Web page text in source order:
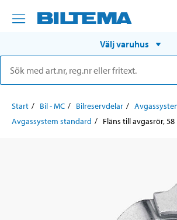
Välj varuhus
Start Bil - MC Bilreservdelar
Avgassystem standard
Fläns till avgasrör,